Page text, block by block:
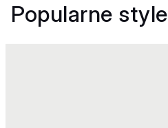
Popularne style